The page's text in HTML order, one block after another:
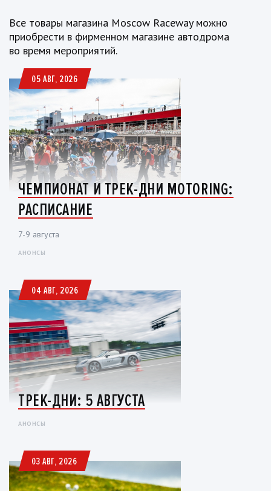
Все товары магазина Moscow Raceway можно
приобрести в фирменном магазине автодрома
во время мероприятий.
05 АВГ, 2026
ЧЕМПИОНАТ И ТРЕК-ДНИ MOTORING:
РАСПИСАНИЕ
7-9 августа
АНОНСЫ
04 АВГ, 2026
ТРЕК-ДНИ: 5 АВГУСТА
АНОНСЫ
03 АВГ, 2026